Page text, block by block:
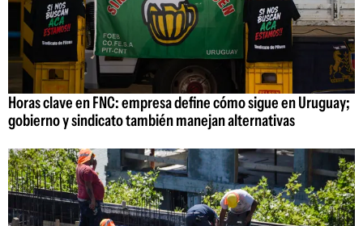
Horas clave en FNC: empresa define cómo sigue en Uruguay;
gobierno y sindicato también manejan alternativas